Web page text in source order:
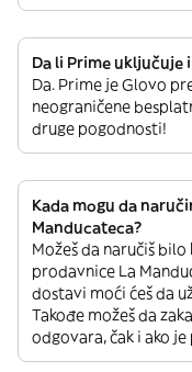
Da li Prime uključuje
Da. Prime je Glovo
neograničene
druge pogodnosti!
Kada mogu da
Manducateca?
Možeš da naručiš
prodavnice La
dostavi moći ćeš da
Takođe možeš da
odgovara, čak i ako